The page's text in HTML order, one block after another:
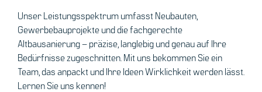
Unser Leistungsspektrum umfasst Neubauten,
Gewerbebauprojekte und die fachgerechte
Altbausanierung – präzise, langlebig und genau auf Ihre
Bedürfnisse zugeschnitten. Mit uns bekommen Sie ein
Team, das anpackt und Ihre Ideen Wirklichkeit werden lässt.
Lernen Sie uns kennen!